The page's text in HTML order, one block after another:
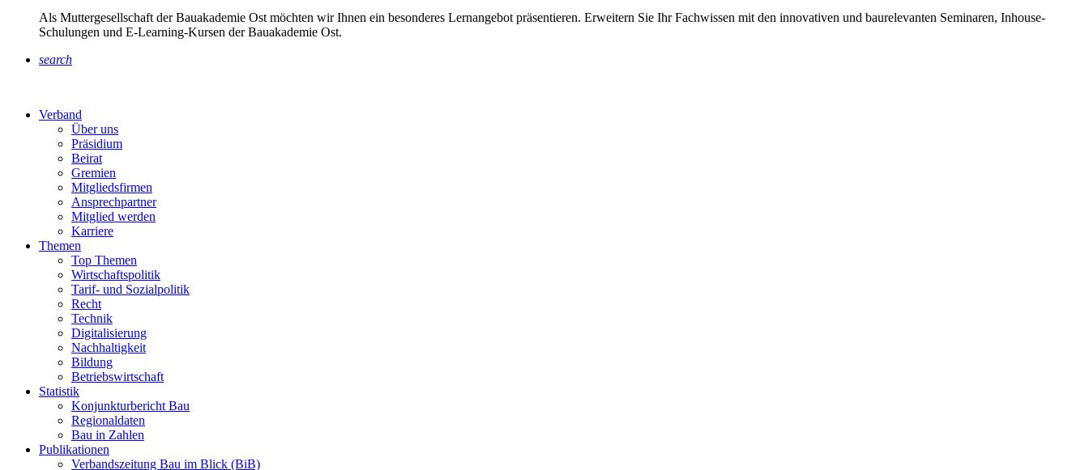
Als Muttergesellschaft der Bauakademie Ost möchten wir Ihnen ein besonderes Lernangebot präsentieren. Erweitern Sie Ihr Fachwissen mit den innovativen und baurelevanten Seminaren, Inhouse-
Schulungen und E-Learning-Kursen der Bauakademie Ost.
search
Verband
Über uns
Präsidium
Beirat
Gremien
Mitgliedsfirmen
Ansprechpartner
Mitglied werden
Karriere
Themen
Top Themen
Wirtschaftspolitik
Tarif- und Sozialpolitik
Recht
Technik
Digitalisierung
Nachhaltigkeit
Bildung
Betriebswirtschaft
Statistik
Konjunkturbericht Bau
Regionaldaten
Bau in Zahlen
Publikationen
Verbandszeitung Bau im Blick (BiB)